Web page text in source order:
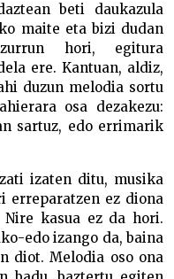
beti daukazula
maite eta bizi dudan
hori, egitura
ere. Kantuan, aldiz,
duzun melodia sortu
osa dezakezu:
sartuz, edo errimarik
izaten ditu, musika
erreparatzen ez diona
kasua ez da hori.
edo izango da, baina
diot. Melodia oso ona